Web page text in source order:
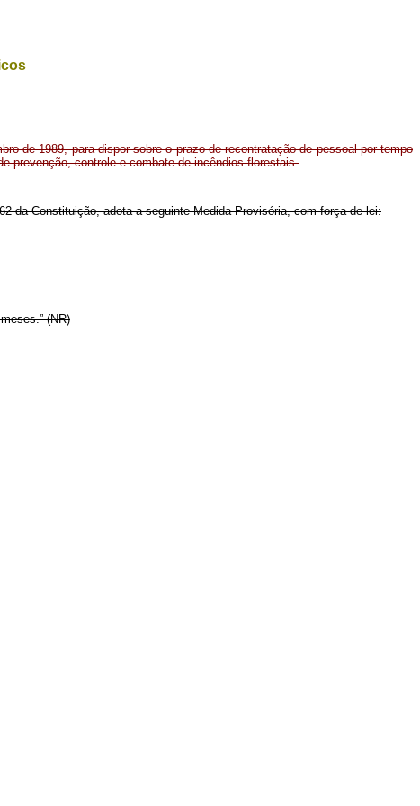
de 1989, para dispor sobre o prazo de recontratação de pessoal por tempo
prevenção, controle e combate de incêndios florestais.
da Constituição, adota a seguinte Medida Provisória, com força de lei:
(NR)